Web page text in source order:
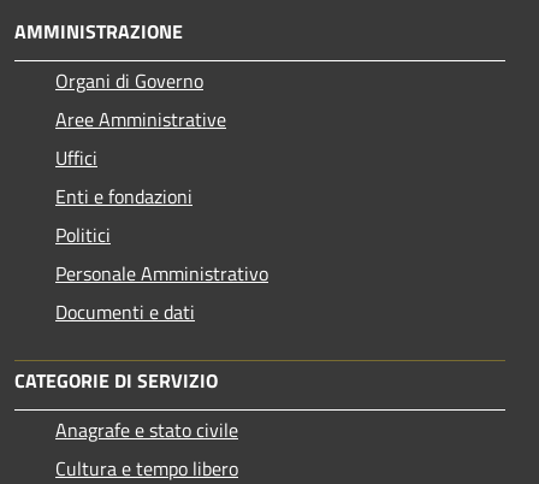
AMMINISTRAZIONE
Organi di Governo
Aree Amministrative
Uffici
Enti e fondazioni
Politici
Personale Amministrativo
Documenti e dati
CATEGORIE DI SERVIZIO
Anagrafe e stato civile
Cultura e tempo libero